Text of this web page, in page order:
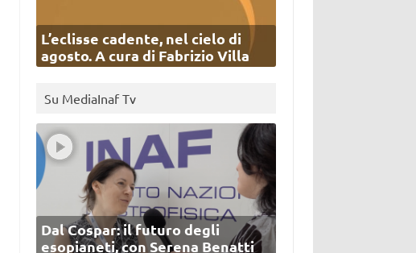
L’eclisse cadente, nel cielo di
agosto. A cura di Fabrizio Villa
Su MediaInaf Tv
Dal Cospar: il futuro degli
esopianeti, con Serena Benatti